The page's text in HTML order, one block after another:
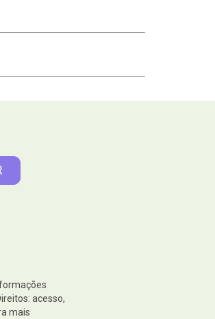
acesso,
mais